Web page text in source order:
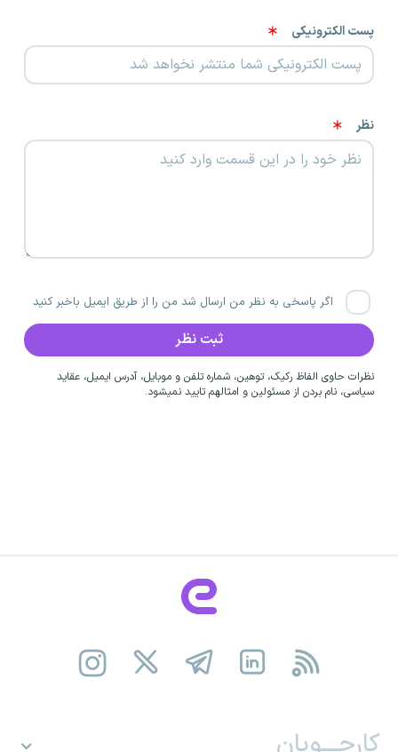
پست الکترونیکی
نظر
اگر پاسخی به نظر من ارسال شد من را از طریق ایمیل باخبر کنید
نظرات حاوی الفاظ رکیک، توهین، شماره تلفن و موبایل، آدرس ایمیل، عقاید
سیاسی، نام بردن از مسئولین و امثالهم تایید نمیشود.